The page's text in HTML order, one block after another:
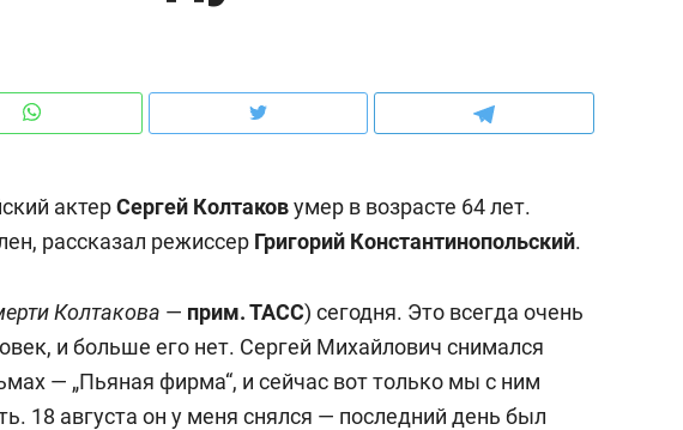
актерСергей Колтаковумер в возрасте 64 лет.
рассказал режиссер Григорий Константинопольский.
Колтакова — прим. ТАСС) сегодня. Это всегда очень
и больше его нет. Сергей Михайлович снимался
— „Пьяная фирма“, и сейчас вот только мы с ним
18 августа он у меня снялся — последний день был